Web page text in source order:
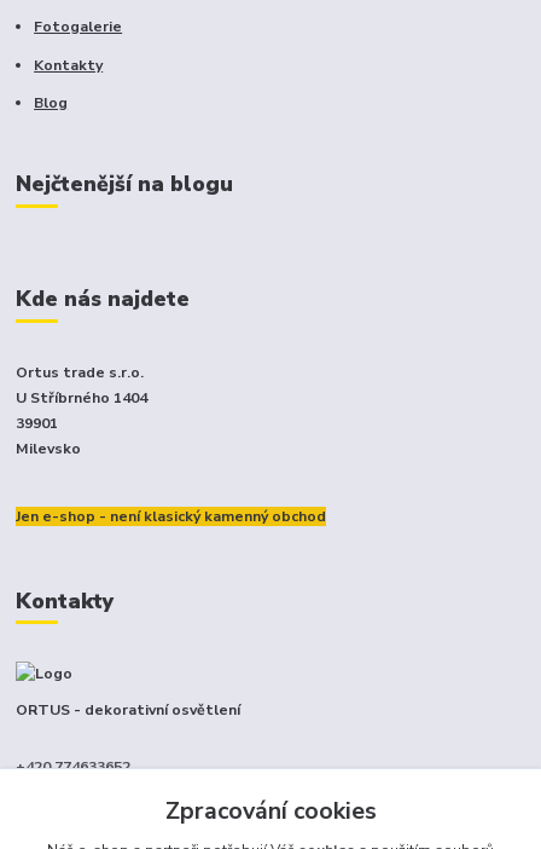
Fotogalerie
Kontakty
Blog
Nejčtenější na blogu
Kde nás najdete
Ortus trade s.r.o.
U Stříbrného 1404
39901
Milevsko
Jen e-shop - není klasický kamenný obchod
Kontakty
ORTUS - dekorativní osvětlení
+420 774633652
Zpracování cookies